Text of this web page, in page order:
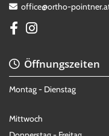
 office@ortho-
Öffnungszeiten
Montag - Dienstag
Mittwoch